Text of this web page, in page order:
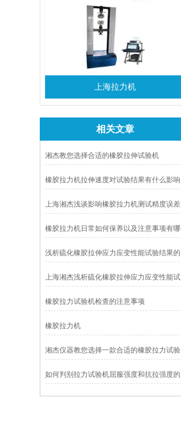
上海拉力机
相关文章
湘杰教您选择合适的橡胶拉伸试验机
橡胶拉力机拉伸速度对试验结果有什么影响
上海湘杰浅谈影响橡胶拉力机测试精度误差
橡胶拉力机日常如何保养以及注意事项有哪
浅析硫化橡胶拉伸应力应变性能试验结果的
上海湘杰浅析硫化橡胶拉伸应力应变性能试
橡胶拉力试验机检查的注意事项
橡胶拉力机
湘杰仪器教您选择一款合适的橡胶拉力试验
如何判别拉力试验机屈服强度和抗拉强度的